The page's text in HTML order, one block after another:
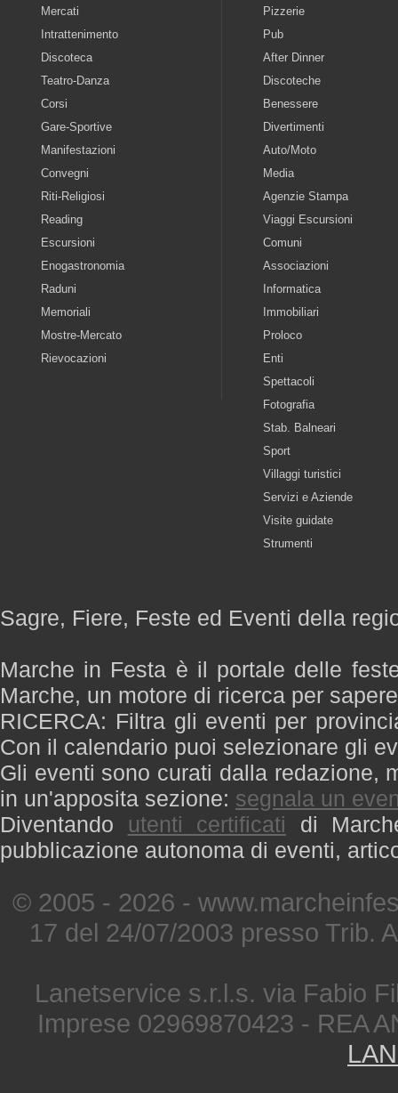
Mercati
Intrattenimento
Discoteca
Teatro-Danza
Corsi
Gare-Sportive
Manifestazioni
Convegni
Riti-Religiosi
Reading
Escursioni
Enogastronomia
Raduni
Memoriali
Mostre-Mercato
Rievocazioni
Pizzerie
Pub
After Dinner
Discoteche
Benessere
Divertimenti
Auto/Moto
Media
Agenzie Stampa
Viaggi Escursioni
Comuni
Associazioni
Informatica
Immobiliari
Proloco
Enti
Spettacoli
Fotografia
Stab. Balneari
Sport
Villaggi turistici
Servizi e Aziende
Visite guidate
Strumenti
Sagre, Fiere, Feste ed Eventi della
Marche in Festa è il portale delle
Marche, un motore di ricerca per
RICERCA: Filtra gli eventi per
Con il calendario puoi selezionare gli
Gli eventi sono curati dalla redazione,
in un'apposita sezione: segnala un
Diventando utenti certificati di
pubblicazione autonoma di eventi,
© 2005 - 2026 -
17 del 24/07/2003 presso Trib.
Lanetservice s.r.l.s. via Fabio
Imprese 02969870423 - REA